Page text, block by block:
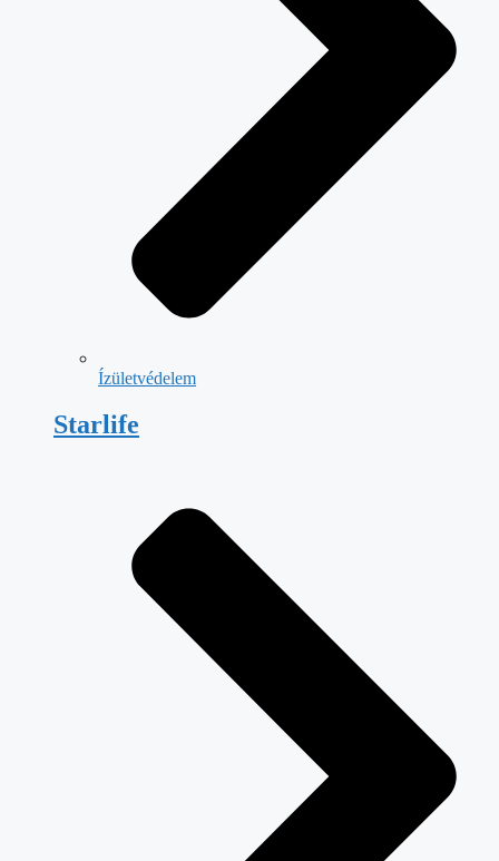
Ízületvédelem
Starlife